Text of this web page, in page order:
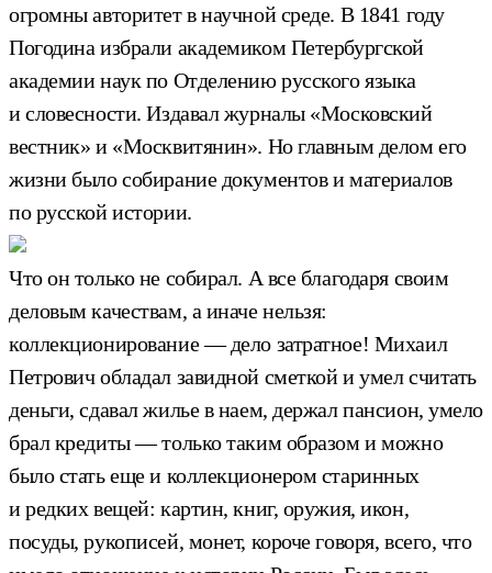
огромны авторитет в научной среде. В 1841 году
Погодина избрали академиком Петербургской
академии наук по Отделению русского языка
и словесности. Издавал журналы «Московский
вестник» и «Москвитянин». Но главным делом его
жизни было собирание документов и материалов
по русской истории.
Что он только не собирал. А все благодаря своим
деловым качествам, а иначе нельзя:
коллекционирование — дело затратное! Михаил
Петрович обладал завидной сметкой и умел считать
деньги, сдавал жилье в наем, держал пансион, умело
брал кредиты — только таким образом и можно
было стать еще и коллекционером старинных
и редких вещей: картин, книг, оружия, икон,
посуды, рукописей, монет, короче говоря, всего, что